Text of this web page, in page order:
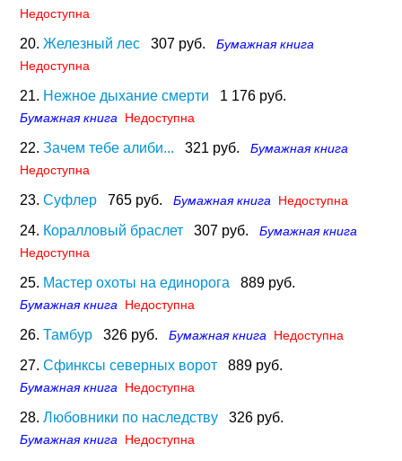
Недоступна
20. Железный лес 307 руб.
Бумажная книга
Недоступна
21. Нежное дыхание смерти 1 176 руб.
Бумажная книга Недоступна
22. Зачем тебе алиби... 321 руб.
Бумажная книга
Недоступна
23. Суфлер 765 руб. Бумажная книга Недоступна
24. Коралловый браслет 307 руб.
Бумажная книга
Недоступна
25. Мастер охоты на единорога 889 руб.
Бумажная книга Недоступна
26. Тамбур 326 руб. Бумажная книга Недоступна
27. Сфинксы северных ворот 889 руб.
Бумажная книга Недоступна
28. Любовники по наследству 326 руб.
Бумажная книга Недоступна